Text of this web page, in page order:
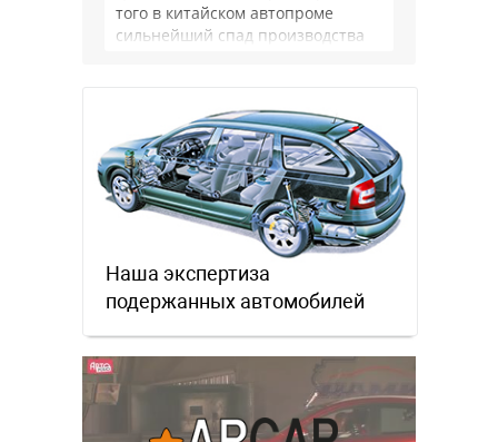
того в китайском автопроме
сильнейший спад производства
Наша экспертиза
подержанных автомобилей